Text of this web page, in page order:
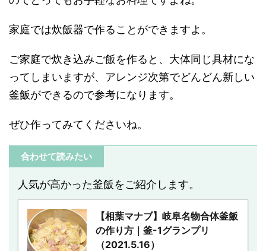
家庭では炊飯器で作ることができますよ。
ご家庭で炊き込みご飯を作ると、大体同じ具材にな
ってしまいますが、アレンジ次第でどんどん新しい
釜飯ができるので参考になります。
ぜひ作ってみてくださいね。
合わせて読みたい
人気が高かった釜飯をご紹介します。
【相葉マナブ】岐阜名物合体釜飯
の作り方｜釜-1グランプリ
（2021.5.16）